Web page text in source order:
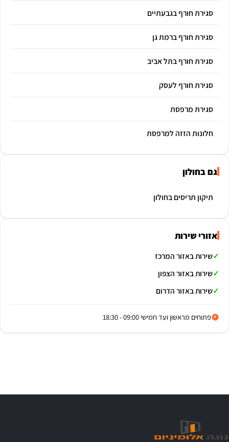
סגירת חורף בגבעתיים
סגירת חורף ברמת גן
סגירת חורף בתל אביב
סגירת חורף לעסק
סגירת מרפסת
חלונות הזזה למרפסת
גם בחולון
תיקון תריסים בחולון
אזורי שירות
שירות באזור המרכז
שירות באזור הצפון
שירות באזור הדרום
פתוחים מראשון ועד חמישי 09:00 - 18:30